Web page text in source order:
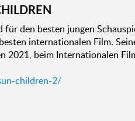
für den besten jungen
internationalen Film.
2021, beim Internationalen
children-2/